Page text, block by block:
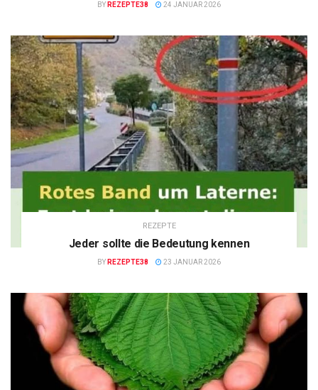
BY REZEPTE38 24 JANUAR 2026
REZEPTE
Jeder sollte die Bedeutung kennen
BY REZEPTE38 23 JANUAR 2026